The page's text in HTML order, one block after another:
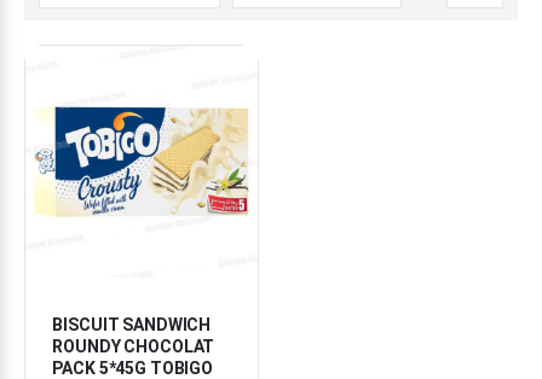
BISCUIT SANDWICH
ROUNDY CHOCOLAT
PACK 5*45G TOBIGO